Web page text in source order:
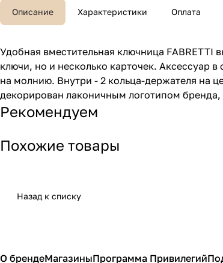
Описание Характеристики Оплата
Удобная вместительная ключница FABRETTI
ключи, но и несколько карточек. Аксессуар
на молнию. Внутри - 2 кольца-держателя на
декорирован лаконичным логотипом
Рекомендуем
Похожие товары
Назад к списку
О брендеМагазиныПрограмма Привилегий